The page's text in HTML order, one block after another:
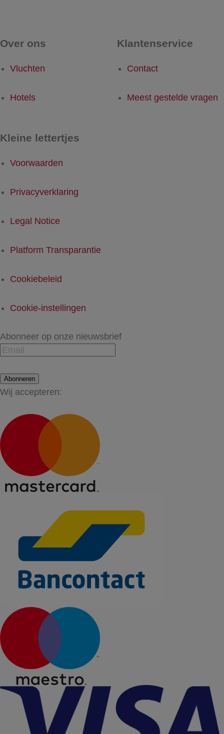
Over ons
Vluchten
Hotels
Klantenservice
Contact
Meest gestelde vragen
Kleine lettertjes
Voorwaarden
Privacyverklaring
Legal Notice
Platform Transparantie
Cookiebeleid
Cookie-instellingen
Abonneer op onze nieuwsbrief
Abonneren
Wij accepteren: